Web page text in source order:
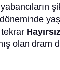
döneminde
olan dram